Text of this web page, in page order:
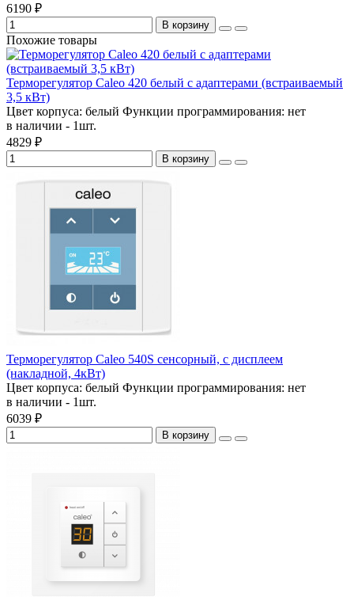
6190 ₽
В корзину
Похожие товары
Терморегулятор Caleo 420 белый с адаптерами (встраиваемый
3,5 кВт)
Цвет корпуса: белый Функции программирования: нет
в наличии - 1шт.
4829 ₽
В корзину
Терморегулятор Caleo 540S сенсорный, с дисплеем
(накладной, 4кВт)
Цвет корпуса: белый Функции программирования: нет
в наличии - 1шт.
6039 ₽
В корзину